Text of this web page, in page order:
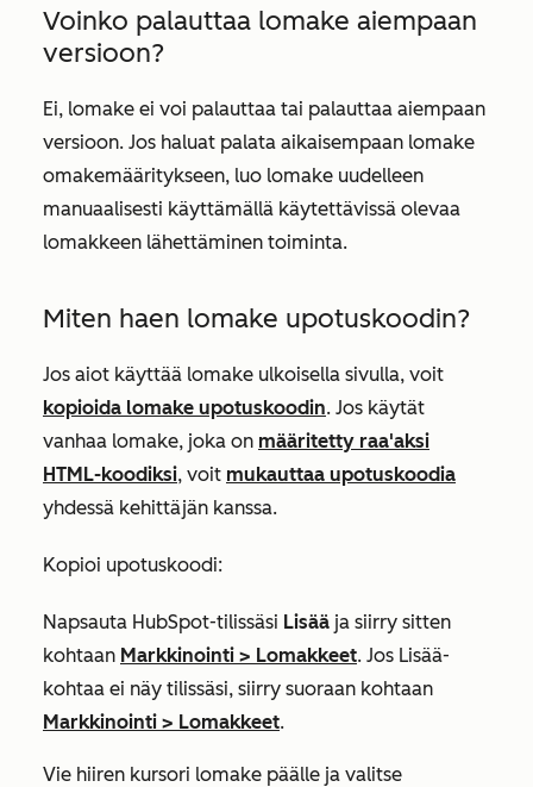
Voinko palauttaa lomake aiempaan
versioon?
Ei, lomake ei voi palauttaa tai palauttaa aiempaan
versioon. Jos haluat palata aikaisempaan lomake
omakemääritykseen, luo lomake uudelleen
manuaalisesti käyttämällä käytettävissä olevaa
lomakkeen lähettäminen toiminta.
Miten haen lomake upotuskoodin?
Jos aiot käyttää lomake ulkoisella sivulla, voit
kopioida lomake upotuskoodin. Jos käytät
vanhaa lomake, joka on määritetty raa'aksi
HTML-koodiksi, voit mukauttaa upotuskoodia
yhdessä kehittäjän kanssa.
Kopioi upotuskoodi:
Napsauta HubSpot-tilissäsi Lisää ja siirry sitten
kohtaan Markkinointi > Lomakkeet. Jos Lisää-
kohtaa ei näy tilissäsi, siirry suoraan kohtaan
Markkinointi > Lomakkeet.
Vie hiiren kursori lomake päälle ja valitse